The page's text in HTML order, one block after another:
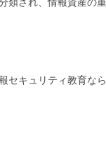
キュリティ教育な